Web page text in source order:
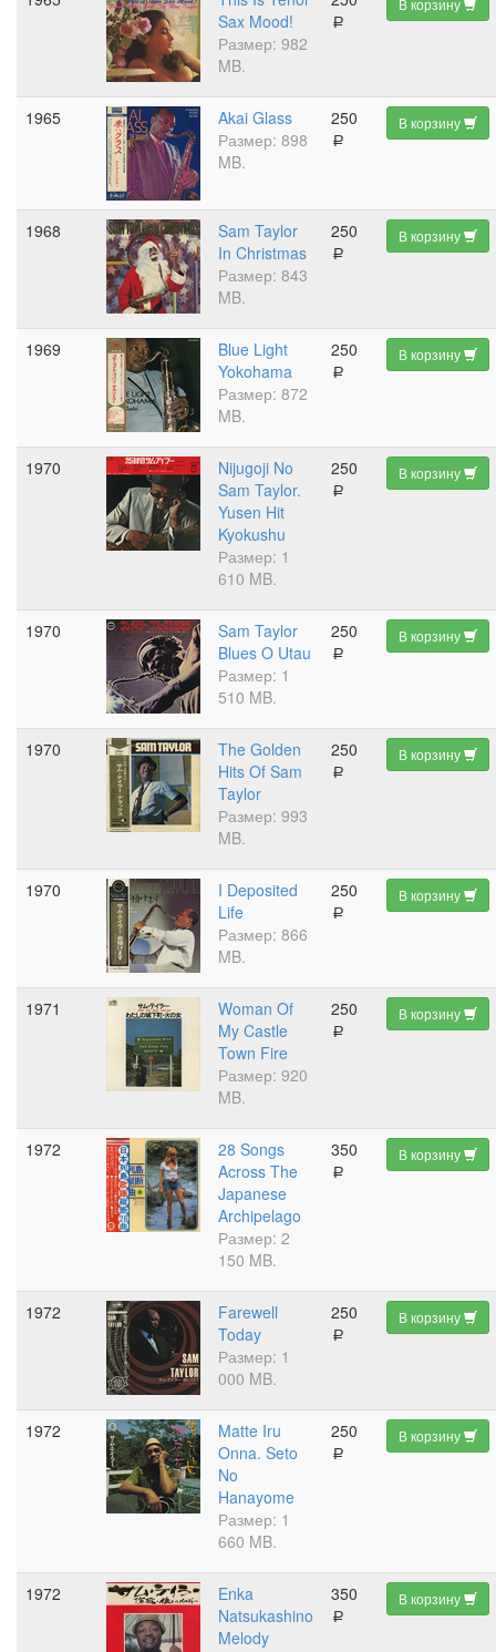
Sax Mood!
Размер: 982
MB.
a
В корзину
1965
Akai Glass
Размер: 898
MB.
250
a
В корзину
1968
Sam Taylor
In Christmas
Размер: 843
MB.
250
a
В корзину
1969
Blue Light
Yokohama
Размер: 872
MB.
250
a
В корзину
1970
Nijugoji No
Sam Taylor.
Yusen Hit
Kyokushu
Размер: 1
610 MB.
250
a
В корзину
1970
Sam Taylor
Blues O Utau
Размер: 1
510 MB.
250
a
В корзину
1970
The Golden
Hits Of Sam
Taylor
Размер: 993
MB.
250
a
В корзину
1970
I Deposited
Life
Размер: 866
MB.
250
a
В корзину
1971
Woman Of
My Castle
Town Fire
Размер: 920
MB.
250
a
В корзину
1972
28 Songs
Across The
Japanese
Archipelago
Размер: 2
150 MB.
350
a
В корзину
1972
Farewell
Today
Размер: 1
000 MB.
250
a
В корзину
1972
Matte Iru
Onna. Seto
No
Hanayome
Размер: 1
660 MB.
250
a
В корзину
1972
Enka
Natsukashino
Melody
350
a
В корзину